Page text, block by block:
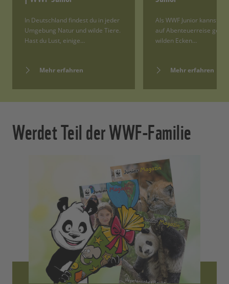
In Deutschland findest du in jeder
Umgebung Natur und wilde Tiere.
Hast du Lust, einige…
Mehr erfahren
Als WWF Junior kannst
auf Abenteuerreise
wilden Ecken…
Mehr erfahren
Werdet Teil der WWF-Familie